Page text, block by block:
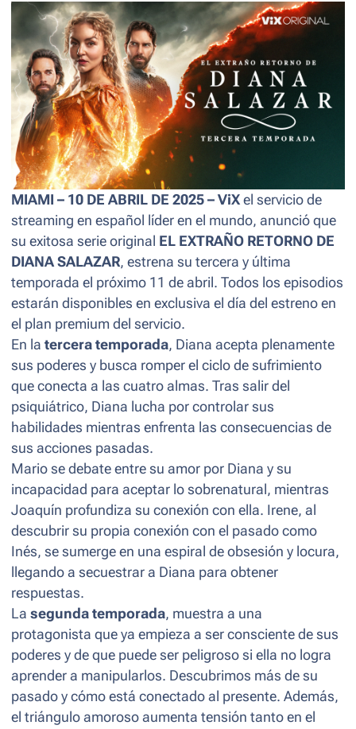
MIAMI – 10 DE ABRIL DE 2025 – ViX el servicio de
streaming en español líder en el mundo, anunció que
su exitosa serie original EL EXTRAÑO RETORNO DE
DIANA SALAZAR, estrena su tercera y última
temporada el próximo 11 de abril. Todos los episodios
estarán disponibles en exclusiva el día del estreno en
el plan premium del servicio.
En la tercera temporada, Diana acepta plenamente
sus poderes y busca romper el ciclo de sufrimiento
que conecta a las cuatro almas. Tras salir del
psiquiátrico, Diana lucha por controlar sus
habilidades mientras enfrenta las consecuencias de
sus acciones pasadas.
Mario se debate entre su amor por Diana y su
incapacidad para aceptar lo sobrenatural, mientras
Joaquín profundiza su conexión con ella. Irene, al
descubrir su propia conexión con el pasado como
Inés, se sumerge en una espiral de obsesión y locura,
llegando a secuestrar a Diana para obtener
respuestas.
La segunda temporada, muestra a una
protagonista que ya empieza a ser consciente de sus
poderes y de que puede ser peligroso si ella no logra
aprender a manipularlos. Descubrimos más de su
pasado y cómo está conectado al presente. Además,
el triángulo amoroso aumenta tensión tanto en el